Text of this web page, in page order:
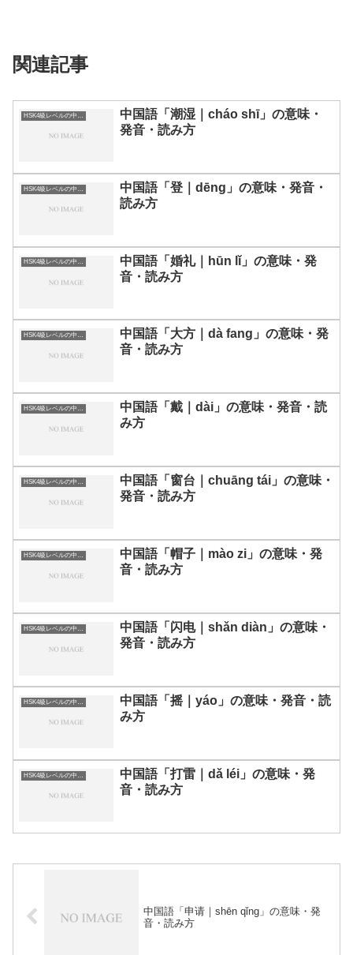
関連記事
中国語「潮湿｜cháo shī」の意味・
発音・読み方
中国語「登｜dēng」の意味・発音・
読み方
HSK4級レベルの中国語
中国語「婚礼｜hūn lǐ」の意味・発
音・読み方
HSK4級レベルの中国語
中国語「大方｜dà fang」の意味・発
音・読み方
HSK4級レベルの中国語
中国語「戴｜dài」の意味・発音・読
み方
HSK4級レベルの中国語
中国語「窗台｜chuāng tái」の意味・
発音・読み方
HSK4級レベルの中国語
中国語「帽子｜mào zi」の意味・発
音・読み方
HSK4級レベルの中国語
中国語「闪电｜shǎn diàn」の意味・
発音・読み方
中国語「摇｜yáo」の意味・発音・読
み方
中国語「打雷｜dǎ léi」の意味・発
音・読み方
中国語「申请｜shēn qǐng」の意味・発
音・読み方